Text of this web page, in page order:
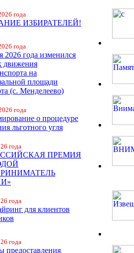
года
ИЗБИРАТЕЛЕЙ!
года
2026 года изменился
движения
на
площади
(с. Менделеево)
года
о процедуре
льготного угля
года
ПРЕМИЯ
года
для клиентов
года
предоставления